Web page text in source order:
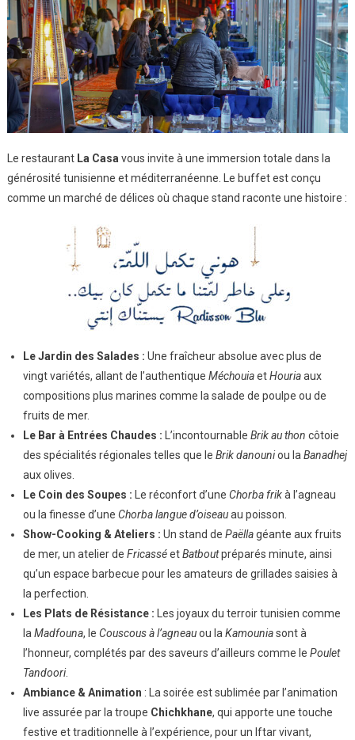
Le restaurant La Casa vous invite à une immersion totale dans la
générosité tunisienne et méditerranéenne. Le buffet est conçu
comme un marché de délices où chaque stand raconte une histoire :
Le Jardin des Salades : Une fraîcheur absolue avec plus de
vingt variétés, allant de l’authentique MéchouiaetHouriaaux
compositions plus marines comme la salade de poulpe ou de
fruits de mer.
Le Bar à Entrées Chaudes : L’incontournable Brik au thon côtoie
des spécialités régionales telles que le Brik danouniou la Banadhej
aux olives.
Le Coin des Soupes : Le réconfort d’une Chorba frikà l’agneau
ou la finesse d’une Chorba langue d’oiseauau poisson.
Show-Cooking & Ateliers : Un stand de Paëllagéante aux fruits
de mer, un atelier de FricasséetBatboutpréparés minute, ainsi
qu’un espace barbecue pour les amateurs de grillades saisies à
la perfection.
Les Plats de Résistance : Les joyaux du terroir tunisien comme
la Madfouna, le Couscous à l’agneauou la Kamouniasont à
l’honneur, complétés par des saveurs d’ailleurs comme le Poulet
Tandoori.
Ambiance & Animation : La soirée est sublimée par l’animation
live assurée par la troupe Chichkhane, qui apporte une touche
festive et traditionnelle à l’expérience, pour un Iftar vivant,